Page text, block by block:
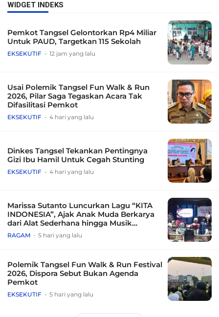
WIDGET INDEKS
Pemkot Tangsel Gelontorkan Rp4 Miliar
Untuk PAUD, Targetkan 115 Sekolah
EKSEKUTIF 12 jam yang lalu
Usai Polemik Tangsel Fun Walk & Run
2026, Pilar Saga Tegaskan Acara Tak
Difasilitasi Pemkot
EKSEKUTIF 4 hari yang lalu
Dinkes Tangsel Tekankan Pentingnya
Gizi Ibu Hamil Untuk Cegah Stunting
EKSEKUTIF 4 hari yang lalu
Marissa Sutanto Luncurkan Lagu “KITA
INDONESIA”, Ajak Anak Muda Berkarya
dari Alat Sederhana hingga Musik
Tradisional
RAGAM 5 hari yang lalu
Polemik Tangsel Fun Walk & Run Festival
2026, Dispora Sebut Bukan Agenda
Pemkot
EKSEKUTIF 5 hari yang lalu